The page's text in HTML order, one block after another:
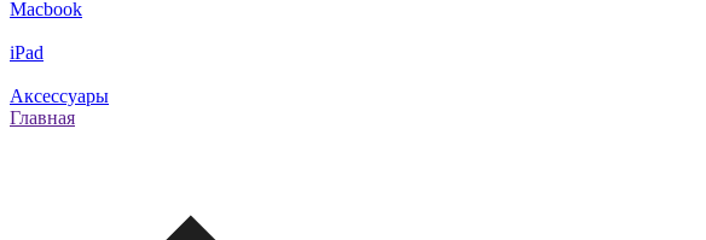
Macbook
iPad
Аксессуары
Главная